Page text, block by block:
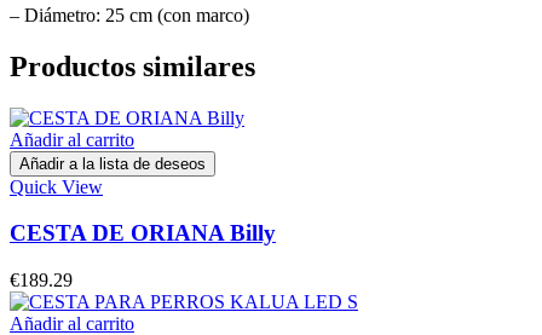
– Diámetro: 25 cm (con marco)
Productos similares
Añadir al carrito
Añadir a la lista de deseos
Quick View
CESTA DE ORIANA Billy
€189.29
Añadir al carrito